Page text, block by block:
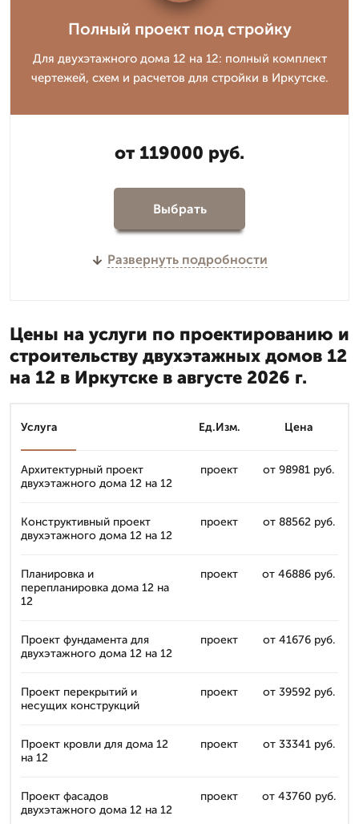
Полный проект под стройку
Для двухэтажного дома 12 на 12: полный комплект
чертежей, схем и расчетов для стройки в Иркутске.
от 119000 руб.
Выбрать
Развернуть подробности
Цены на услуги по проектированию и
строительству двухэтажных домов 12
на 12 в Иркутске в августе 2026 г.
Услуга Ед.Изм. Цена
Архитектурный проект
двухэтажного дома 12 на 12
проект от 98981 руб.
Конструктивный проект
двухэтажного дома 12 на 12
проект от 88562 руб.
Планировка и
перепланировка дома 12 на
12
проект от 46886 руб.
Проект фундамента для
двухэтажного дома 12 на 12
проект от 41676 руб.
Проект перекрытий и
несущих конструкций
проект от 39592 руб.
Проект кровли для дома 12
на 12
проект от 33341 руб.
Проект фасадов
двухэтажного дома 12 на 12
проект от 43760 руб.